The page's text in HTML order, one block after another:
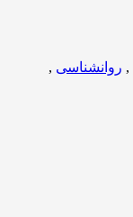
, روانشناسی ,